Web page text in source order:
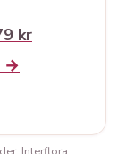
kr
→
Interflora.